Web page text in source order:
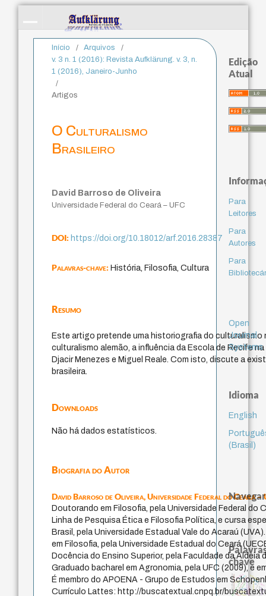
Início / Arquivos
/
v. 3 n. 1 (2016): Revista Aufklärung. v. 3, n.
1 (2016), Janeiro-Junho
/
Artigos
O Culturalismo
Brasileiro
David Barroso de Oliveira
Universidade Federal do Ceará – UFC
DOI:https://doi.org/10.18012/arf.2016.28387
Palavras-chave:História, Filosofia, Cultura
Resumo
Este artigo pretende uma historiografia do culturalismo
culturalismo alemão, a influência da Escola de Recife
Djacir Menezes e Miguel Reale. Com isto, discute a
brasileira.
Downloads
Não há dados estatísticos.
Biografia do Autor
David Barroso de Oliveira,Universidade Federal do Ceará –
Doutorando em Filosofia, pela Universidade Federal do
Linha de Pesquisa Ética e Filosofia Política, e cursa
Brasil, pela Universidade Estadual Vale do Acaraú
em Filosofia, pela Universidade Estadual do Ceará
Docência do Ensino Superior, pela Faculdade da Aldeia
Graduado bacharel em Agronomia, pela UFC (2009), e
É membro do APOENA - Grupo de Estudos em
Currículo Lattes: http://buscatextual.cnpq.br/
Edição
Atual
Para
Leitores
Para
Autores
Para
Open
Journal
Systems
Idioma
English
(Brasil)
Navegar
chave
fundamentalismo
jacobi protágorasexperiência temporal
metafísica do tempo
género
idade
intolerância
identidade nacional
homem-medida
filosofia brasileira
j.c.m. neto
palavra
leyes
violencia logos
lei
desejo
sacrifício
mindtherapy
animais